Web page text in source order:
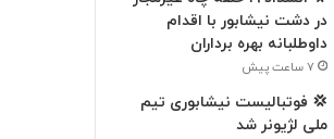
در دشت نیشابور با اقدام
داوطلبانه بهره برداران
۷ ساعت پیش
💢 فوتبالیست نیشابوری تیم
ملی لژیونر شد